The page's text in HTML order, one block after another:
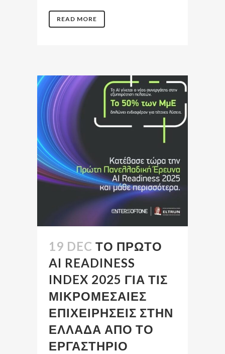
READ MORE
19 DEC ΤΟ ΠΡΩΤΟ
AI READINESS
INDEX 2025 ΓΙΑ ΤΙΣ
ΜΙΚΡΟΜΕΣΑΙΕΣ
ΕΠΙΧΕΙΡΗΣΕΙΣ ΣΤΗΝ
ΕΛΛΑΔΑ ΑΠΟ ΤΟ
ΕΡΓΑΣΤΗΡΙΟ